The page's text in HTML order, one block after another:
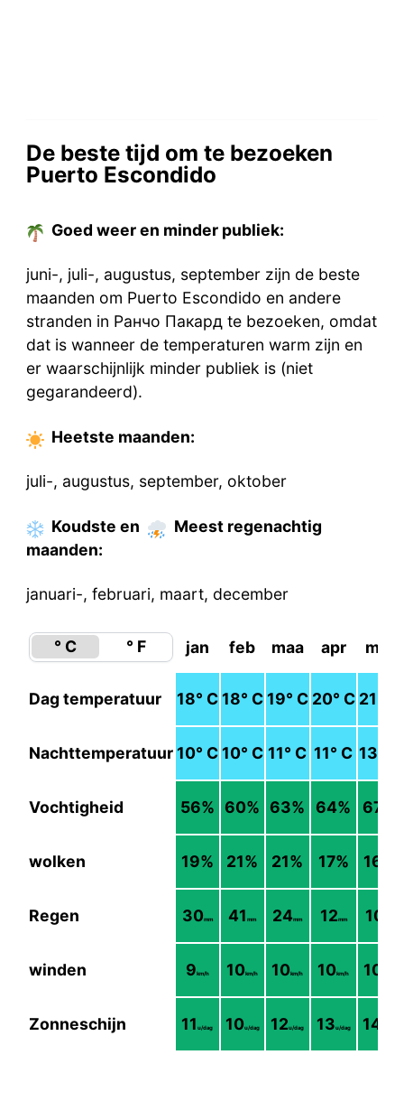
De beste tijd om te bezoeken
Puerto Escondido
Goed weer en minder publiek:
juni-, juli-, augustus, september zijn de beste
maanden om Puerto Escondido en andere
stranden in Ранчо Пакард te bezoeken, omdat
dat is wanneer de temperaturen warm zijn en
er waarschijnlijk minder publiek is (niet
gegarandeerd).
Heetste maanden:
juli-, augustus, september, oktober
Koudste en
Meest regenachtig
maanden:
januari-, februari, maart, december
° C ° F jan feb maa apr mei
Dag temperatuur 18° C 18° C 19° C 20° C 21
Nachttemperatuur 10° C 10° C 11° C 11° C 13
Vochtigheid 56% 60% 63% 64% 67
wolken 19% 21% 21% 17% 16
Regen 30mm 41mm 24mm 12mm 10
winden 9km/h 10km/h 10km/h 10km/h 10
Zonneschijn 11u/dag 10u/dag 12u/dag 13u/dag 14